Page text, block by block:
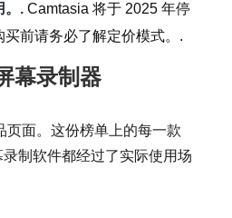
。. Camtasia 将于 2025 年停
买前请务必了解定价模式。.
幕录制器
页面。这份榜单上的每一款
制软件都经过了实际使用场